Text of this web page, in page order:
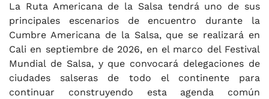
La Ruta Americana de la Salsa tendrá uno de sus
principales escenarios de encuentro durante la
Cumbre Americana de la Salsa, que se realizará en
Cali en septiembre de 2026, en el marco del Festival
Mundial de Salsa, y que convocará delegaciones de
ciudades salseras de todo el continente para
continuar construyendo esta agenda común